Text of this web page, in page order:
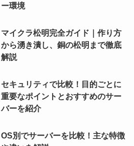
ー環境
マイクラ松明完全ガイド｜作り方
から湧き潰し、銅の松明まで徹底
解説
セキュリティで比較！目的ごとに
重要なポイントとおすすめのサー
バーを紹介
OS別でサーバーを比較！主な特徴